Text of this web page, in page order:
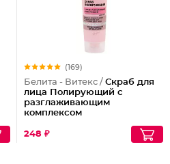
(169)
Белита - Витекс / Скраб для
лица Полирующий c
разглаживающим
комплексом
248 ₽